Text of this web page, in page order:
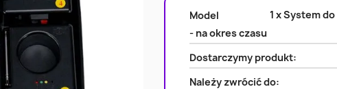
Model
1 x System
- na okres czasu
Dostarczymy produkt:
Należy zwrócić do: